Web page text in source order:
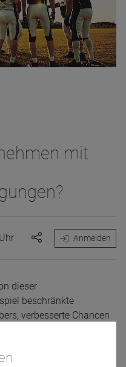
mit
Anmelden
dieser
beschränkte
verbesserte Chancen
Vorteile davon.